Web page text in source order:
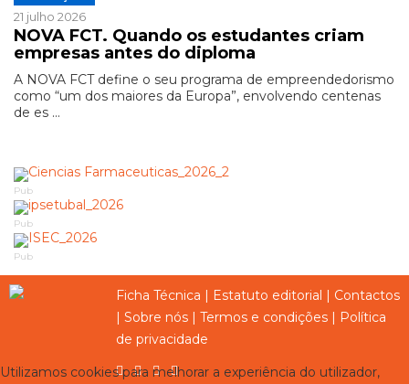
21 julho 2026
NOVA FCT. Quando os estudantes criam
empresas antes do diploma
A NOVA FCT define o seu programa de empreendedorismo
como “um dos maiores da Europa”, envolvendo centenas
de es ...
Pub
Pub
Pub
Ficha Técnica Estatuto editorial
Contactos
Sobre nós Termos e condições
Política
de privacidade
Utilizamos cookies para melhorar a experiência do utilizador,